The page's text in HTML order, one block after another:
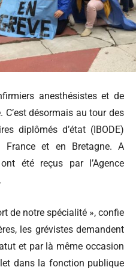
anesthésistes et de
désormais au tour des
diplômés d’état (IBODE)
France et en Bretagne. A
été reçus par l’Agence
de notre spécialité », confie
les grévistes demandent
et par là même occasion
dans la fonction publique